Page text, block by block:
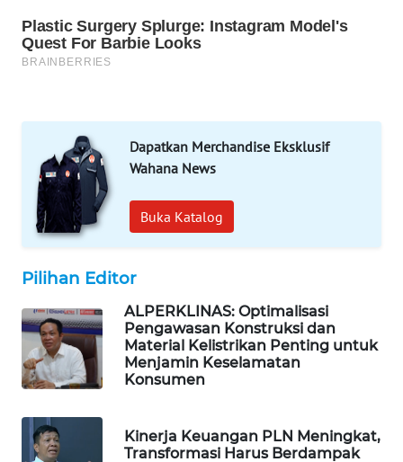
Dapatkan Merchandise Eksklusif
Wahana News
Buka Katalog
Pilihan Editor
ALPERKLINAS: Optimalisasi
Pengawasan Konstruksi dan
Material Kelistrikan Penting untuk
Menjamin Keselamatan
Konsumen
Kinerja Keuangan PLN Meningkat,
Transformasi Harus Berdampak